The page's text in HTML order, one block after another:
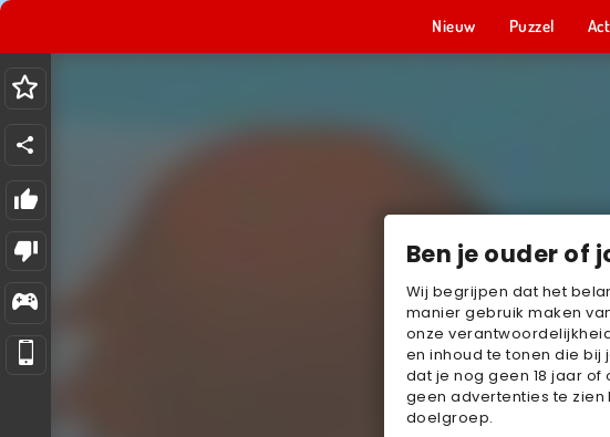
Ben je ouder of
Wij begrijpen dat het
manier gebruik maken
onze
en inhoud te tonen die
dat je nog geen 18 jaar
geen advertenties te
doelgroep.
Nieuw Puzzel